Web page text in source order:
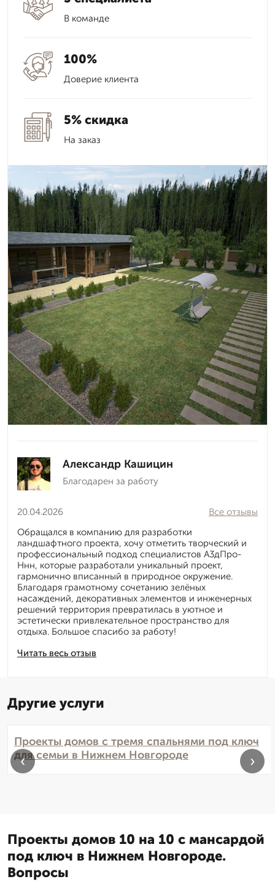
В команде
100%
Доверие клиента
5% скидка
На заказ
Александр Кашицин
Благодарен за работу
20.04.2026
Читать весь отзыв
Все отзывы
Обращался в компанию для разработки
ландшафтного проекта, хочу отметить творческий и
профессиональный подход специалистов А3дПро-
Ннн, которые разработали уникальный проект,
гармонично вписанный в природное окружение.
Благодаря грамотному сочетанию зелёных
насаждений, декоративных элементов и инженерных
решений территория превратилась в уютное и
эстетически привлекательное пространство для
отдыха. Большое спасибо за работу!
Другие услуги
Проекты домов с тремя спальнями под ключ
для семьи в Нижнем Новгороде
‹ ›
Проекты домов 10 на 10 с мансардой
под ключ в Нижнем Новгороде.
Вопросы